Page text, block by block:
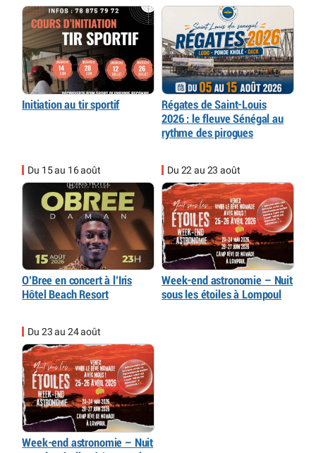
Initiation au tir sportif
Régates de Saint-Louis
2026 : le fleuve Sénégal au
rythme des pirogues
Du 15 au 16 août
O’Bree en concert à l’Iris
Hôtel Beach Resort
Du 22 au 23 août
Week-end astronomie – Nuit
sous les étoiles à Lompoul
Du 23 au 24 août
Week-end astronomie – Nuit